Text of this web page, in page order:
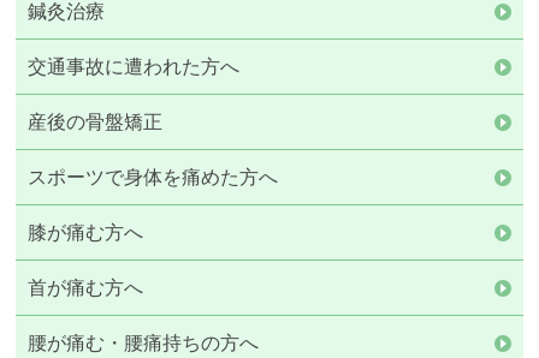
鍼灸治療
交通事故に遭われた方へ
産後の骨盤矯正
スポーツで身体を痛めた方へ
膝が痛む方へ
首が痛む方へ
腰が痛む・腰痛持ちの方へ